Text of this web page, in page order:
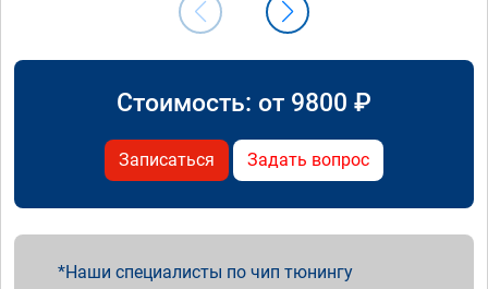
Стоимость: от 9800 ₽
Записаться Задать вопрос
Наши специалисты по чип тюнингу